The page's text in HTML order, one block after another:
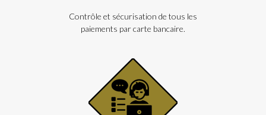
Contrôle et sécurisation de tous les
paiements par carte bancaire.